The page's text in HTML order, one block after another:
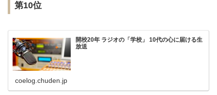
第10位
開校20年 ラジオの「学校」 10代の心に届ける生
放送
coelog.chuden.jp